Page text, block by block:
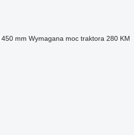
450 mm Wymagana moc traktora 280 KM